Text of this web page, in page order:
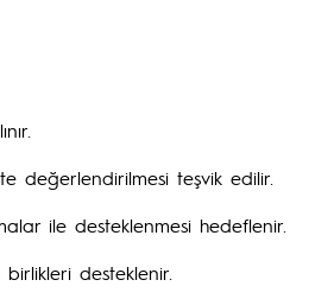
değerlendirilmesi teşvik edilir.
ile desteklenmesi hedeflenir.
desteklenir.